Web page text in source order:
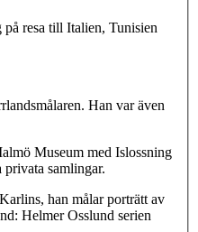
resa till Italien, Tunisien
Han var även
Museum med Islossning
samlingar.
han målar porträtt av
Helmer Osslund serien